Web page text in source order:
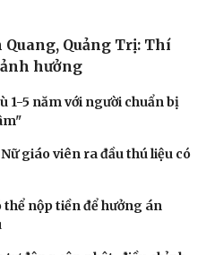
giao thông khiến một phụ